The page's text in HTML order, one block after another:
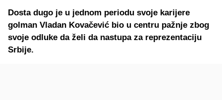
Dosta dugo je u jednom periodu svoje karijere
golman Vladan Kovačević bio u centru pažnje zbog
svoje odluke da želi da nastupa za reprezentaciju
Srbije.